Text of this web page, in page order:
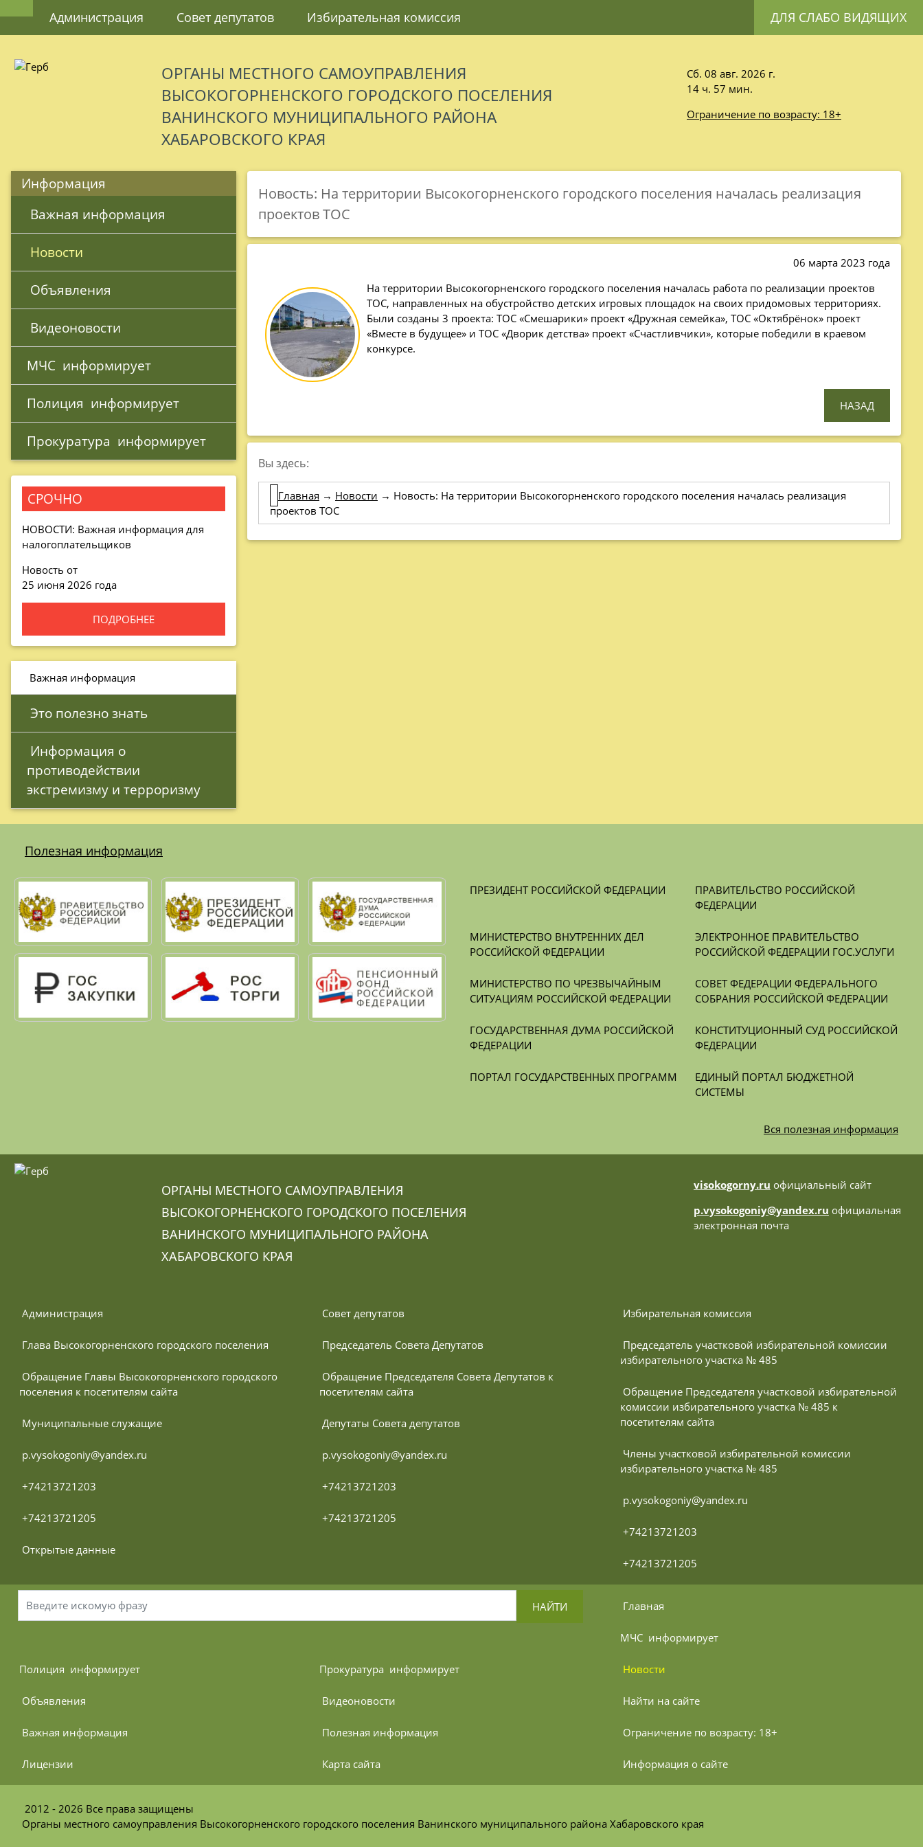
Администрация Совет депутатов Избирательная комиссия ДЛЯ СЛАБО ВИДЯЩИХ
ОРГАНЫ МЕСТНОГО САМОУПРАВЛЕНИЯ
ВЫСОКОГОРНЕНСКОГО ГОРОДСКОГО ПОСЕЛЕНИЯ
ВАНИНСКОГО МУНИЦИПАЛЬНОГО РАЙОНА
ХАБАРОВСКОГО КРАЯ
Сб. 08 авг. 2026 г.
14 ч. 57 мин.
Ограничение по возрасту: 18+
Информация
Важная информация
Новости
Объявления
Видеоновости
МЧС информирует
Полиция информирует
Прокуратура информирует
СРОЧНО
НОВОСТИ: Важная информация для
налогоплательщиков
Новость от
25 июня 2026 года
ПОДРОБНЕЕ
Важная информация
Это полезно знать
противодействии
экстремизму и терроризму
Новость: На территории Высокогорненского городского поселения началась реализация
проектов ТОС
06 марта 2023 года
На территории Высокогорненского городского поселения началась работа по реализации проектов
ТОС, направленных на обустройство детских игровых площадок на своих придомовых территориях.
Были созданы 3 проекта: ТОС «Смешарики» проект «Дружная семейка», ТОС «Октябрёнок» проект
«Вместе в будущее» и ТОС «Дворик детства» проект «Счастливчики», которые победили в краевом
конкурсе.
НАЗАД
Вы здесь:
Главная → Новости → Новость: На территории Высокогорненского городского поселения началась реализация
проектов ТОС
Полезная информация
ПРЕЗИДЕНТ РОССИЙСКОЙ ФЕДЕРАЦИИ
ПРАВИТЕЛЬСТВО РОССИЙСКОЙ
ФЕДЕРАЦИИ
МИНИСТЕРСТВО ВНУТРЕННИХ ДЕЛ
РОССИЙСКОЙ ФЕДЕРАЦИИ
ЭЛЕКТРОННОЕ ПРАВИТЕЛЬСТВО
РОССИЙСКОЙ ФЕДЕРАЦИИ ГОС.УСЛУГИ
МИНИСТЕРСТВО ПО ЧРЕЗВЫЧАЙНЫМ
СИТУАЦИЯМ РОССИЙСКОЙ ФЕДЕРАЦИИ
СОВЕТ ФЕДЕРАЦИИ ФЕДЕРАЛЬНОГО
СОБРАНИЯ РОССИЙСКОЙ ФЕДЕРАЦИИ
ГОСУДАРСТВЕННАЯ ДУМА РОССИЙСКОЙ
ФЕДЕРАЦИИ
КОНСТИТУЦИОННЫЙ СУД РОССИЙСКОЙ
ФЕДЕРАЦИИ
ПОРТАЛ ГОСУДАРСТВЕННЫХ ПРОГРАММ
ЕДИНЫЙ ПОРТАЛ БЮДЖЕТНОЙ
СИСТЕМЫ
Вся полезная информация
ОРГАНЫ МЕСТНОГО САМОУПРАВЛЕНИЯ
ВЫСОКОГОРНЕНСКОГО ГОРОДСКОГО ПОСЕЛЕНИЯ
ВАНИНСКОГО МУНИЦИПАЛЬНОГО РАЙОНА
ХАБАРОВСКОГО КРАЯ
visokogorny.ru официальный сайт
p.vysokogoniy@yandex.ru официальная
электронная почта
Администрация
Глава Высокогорненского городского поселения
поселения к посетителям сайта
Муниципальные служащие
p.vysokogoniy@yandex.ru
+74213721203
+74213721205
Открытые данные
Совет депутатов
Председатель Совета Депутатов
посетителям сайта
Депутаты Совета депутатов
p.vysokogoniy@yandex.ru
+74213721203
+74213721205
Избирательная комиссия
избирательного участка № 485
комиссии избирательного участка № 485 к
посетителям сайта
избирательного участка № 485
p.vysokogoniy@yandex.ru
+74213721203
+74213721205
НАЙТИ Главная
МЧС информирует
Полиция информирует Прокуратура информирует Новости
Объявления Видеоновости Найти на сайте
Важная информация Полезная информация Ограничение по возрасту: 18+
Лицензии Карта сайта Информация о сайте
2012 - 2026 Все права защищены
Органы местного самоуправления Высокогорненского городского поселения Ванинского муниципального района Хабаровского края